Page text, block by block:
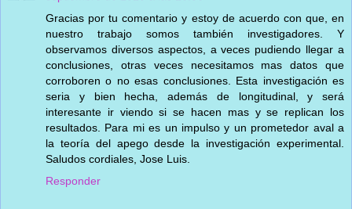
Gracias por tu comentario y estoy de acuerdo con que, en
nuestro trabajo somos también investigadores. Y
observamos diversos aspectos, a veces pudiendo llegar a
conclusiones, otras veces necesitamos mas datos que
corroboren o no esas conclusiones. Esta investigación es
seria y bien hecha, además de longitudinal, y será
interesante ir viendo si se hacen mas y se replican los
resultados. Para mi es un impulso y un prometedor aval a
la teoría del apego desde la investigación experimental.
Saludos cordiales, Jose Luis.
Responder